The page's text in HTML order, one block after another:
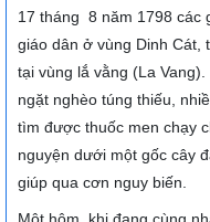
17 tháng 8 năm 1798 các
giáo dân ở vùng Dinh Cát,
tại vùng lắ vằng (La
ngặt nghèo túng thiếu,
tìm được thuốc men chạy
nguyện dưới một gốc cây
giúp qua cơn nguy biến.